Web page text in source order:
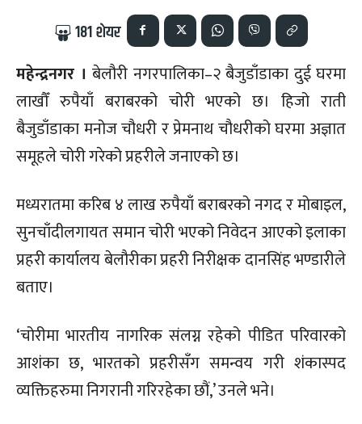
181शेयर
महेन्द्रनगर । बेलौरी नगरपालिका–२ बैजुडाँडाका दुई घरमा
लाखौँ रुपैयाँ बराबरको चोरी भएको छ। हिजो राती
बैजुडाँडाका मनोज चौधरी र प्रेमनाथ चौधरीको घरमा अज्ञात
समूहले चोरी गरेको प्रहरीले जनाएको छ।
मध्यरातमा करिब ४ लाख रुपैयाँ बराबरको नगद र मोबाइल,
सुनचाँदीलगायत समान चोरी भएको निवेदन आएको इलाका
प्रहरी कार्यालय बेलौरीका प्रहरी निरीक्षक दानसिंह भण्डारीले
बताए।
‘चोरीमा भारतीय नागरिक संलग्न रहेको पीडित परिवारको
आशंका छ, भारतको प्रहरीसँग समन्वय गरी शंकास्पद
व्यक्तिहरुमा निगरानी गरिरहेका छौं,’ उनले भने।